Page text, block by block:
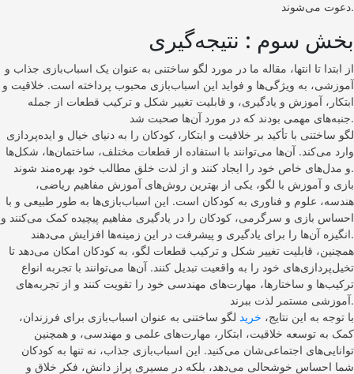
دعوت می‌شوند.
بخش سوم : نتیجه‌گیری
از ابتدا تا انتها، مقاله ما در مورد لگو ساختنی به عنوان یک اسباب‌بازی جذاب و
آموزشی، به ویژگی‌ها و فواید این اسباب‌بازی محبوب پرداخته است. خلاقیت و
ابتکار، آموزش و یادگیری، و قابلیت تغییر شکل و ترکیب قطعات از جمله
جنبه‌های مهمی بودند که در مورد آن‌ها صحبت شد.
لگو ساختنی با تأکید بر خلاقیت و ابتکار، کودکان را به دنیای خیال و ایده‌پردازی
وارد می‌کند. آن‌ها می‌توانند با استفاده از قطعات مختلف، ساختمان‌ها، شکل‌ها
و مدل‌های خاص خود را ایجاد کنند و از لذت خلق مطالب خود بهره‌مند شوند.
بازی و آموزش با لگو، یکی از بهترین روش‌های آموزش مفاهیم ریاضی،
هندسه، علوم و فناوری به کودکان است. این اسباب‌بازی‌ها به طور طبیعی و با
احساس بازی و سرگرمی، کودکان را در یادگیری مفاهیم پیچیده کمک می‌کنند و
انگیزه آن‌ها را برای یادگیری و پیشرفت در این زمینه‌ها افزایش می‌دهند.
همچنین، قابلیت تغییر شکل و ترکیب قطعات لگو، به کودکان امکان می‌دهد تا
تخیل‌پردازی‌های خود را به واقعیت تبدیل کنند. آن‌ها می‌توانند با تجربه انواع
ترکیب‌ها و ساختارها، مهارت‌های مهندسی خود را تقویت کنند و از تجربه‌های
آموزشی مستمر لذت ببرند.
با توجه به این نتایج، خرید لگو ساختنی به عنوان اسباب‌بازی برای فرزندان،
کمک به توسعه خلاقیت، ابتکار، مهارت‌های علمی و مهندسی، و همچنین
توانایی‌های اجتماعی‌شان می‌کنید. این اسباب‌بازی جذاب، نه تنها به کودکان
شما احساس خوشحالی می‌دهد، بلکه در مسیری پراز دانش، فکر خلاق و